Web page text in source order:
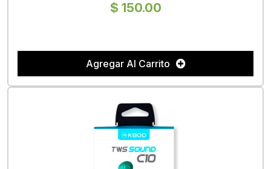
$ 150.00
Agregar Al Carrito